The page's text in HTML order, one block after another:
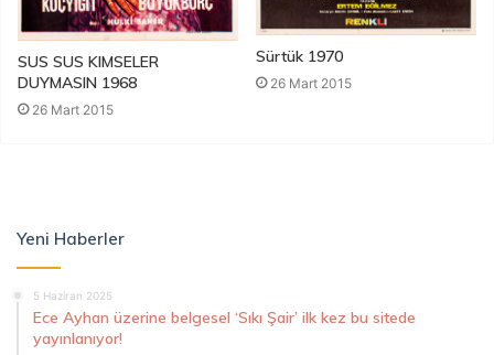
SUS SUS KIMSELER
DUYMASIN 1968
26 Mart 2015
Sürtük 1970
26 Mart 2015
Yeni Haberler
5 Haziran 2025
Ece Ayhan üzerine belgesel ‘Sıkı Şair’ ilk kez bu sitede
yayınlanıyor!